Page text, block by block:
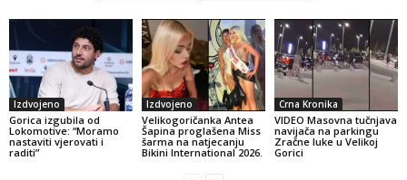
Izdvojeno
Gorica izgubila od
Lokomotive: “Moramo
nastaviti vjerovati i
raditi”
Izdvojeno
Velikogoričanka Antea
Šapina proglašena Miss
šarma na natjecanju
Bikini International 2026.
Crna Kronika
VIDEO Masovna tučnjava
navijača na parkingu
Zračne luke u Velikoj
Gorici